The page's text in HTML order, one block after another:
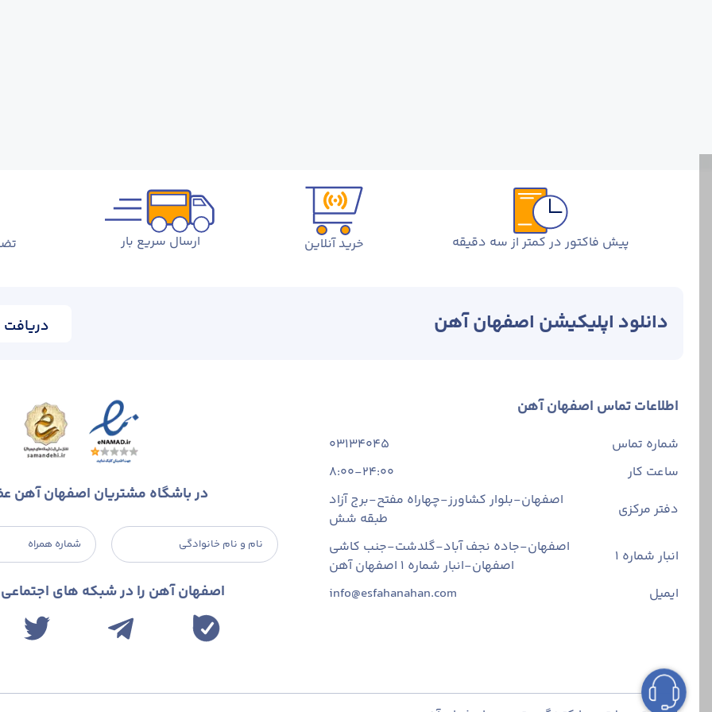
پیش فاکتور در کمتر از سه دقیقه خرید آنلاین ارسال سریع بار
دانلود اپلیکیشن اصفهان آهن دریافت
اطلاعات تماس اصفهان آهن
شماره تماس
03134045
ساعت کار
8:00-24:00
دفتر مرکزی
اصفهان-بلوار کشاورز-چهاراه مفتح-برج آزاد
طبقه شش
انبار شماره 1
اصفهان-جاده نجف آباد-گلدشت-جنب کاشی
اصفهان-انبار شماره ۱ اصفهان آهن
ایمیل
info@esfahanahan.com
در باشگاه مشتریان اصفهان آهن
نام و نام خانوادگی شماره همراه
اصفهان آهن را در شبکه های اجتماعی